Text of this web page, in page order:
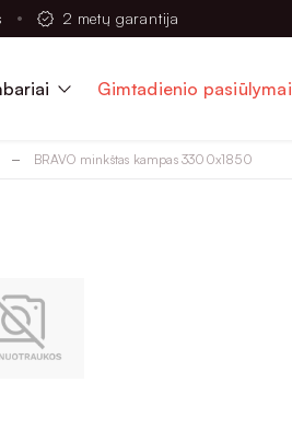
2 metų garantija
Gimtadienio pasiūlymai
BRAVO minkštas kampas 3300x1850